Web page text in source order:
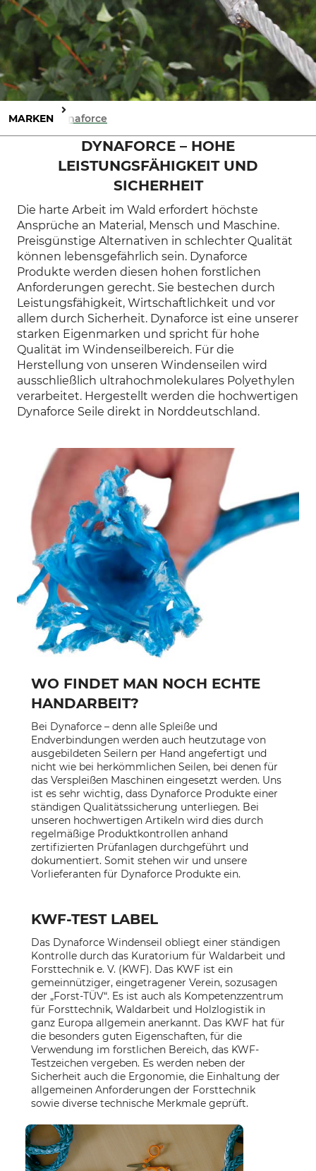
MARKEN Dynaforce
DYNAFORCE – HOHE
LEISTUNGSFÄHIGKEIT UND
SICHERHEIT
Die harte Arbeit im Wald erfordert höchste
Ansprüche an Material, Mensch und Maschine.
Preisgünstige Alternativen in schlechter Qualität
können lebensgefährlich sein. Dynaforce
Produkte werden diesen hohen forstlichen
Anforderungen gerecht. Sie bestechen durch
Leistungsfähigkeit, Wirtschaftlichkeit und vor
allem durch Sicherheit. Dynaforce ist eine unserer
starken Eigenmarken und spricht für hohe
Qualität im Windenseilbereich. Für die
Herstellung von unseren Windenseilen wird
ausschließlich ultrahochmolekulares Polyethylen
verarbeitet. Hergestellt werden die hochwertigen
Dynaforce Seile direkt in Norddeutschland.
WO FINDET MAN NOCH ECHTE
HANDARBEIT?
Bei Dynaforce – denn alle Spleiße und
Endverbindungen werden auch heutzutage von
ausgebildeten Seilern per Hand angefertigt und
nicht wie bei herkömmlichen Seilen, bei denen für
das Verspleißen Maschinen eingesetzt werden. Uns
ist es sehr wichtig, dass Dynaforce Produkte einer
ständigen Qualitätssicherung unterliegen. Bei
unseren hochwertigen Artikeln wird dies durch
regelmäßige Produktkontrollen anhand
zertifizierten Prüfanlagen durchgeführt und
dokumentiert. Somit stehen wir und unsere
Vorlieferanten für Dynaforce Produkte ein.
KWF-TEST LABEL
Das Dynaforce Windenseil obliegt einer ständigen
Kontrolle durch das Kuratorium für Waldarbeit und
Forsttechnik e. V. (KWF). Das KWF ist ein
gemeinnütziger, eingetragener Verein, sozusagen
der „Forst-TÜV“. Es ist auch als Kompetenzzentrum
für Forsttechnik, Waldarbeit und Holzlogistik in
ganz Europa allgemein anerkannt. Das KWF hat für
die besonders guten Eigenschaften, für die
Verwendung im forstlichen Bereich, das KWF-
Testzeichen vergeben. Es werden neben der
Sicherheit auch die Ergonomie, die Einhaltung der
allgemeinen Anforderungen der Forsttechnik
sowie diverse technische Merkmale geprüft.